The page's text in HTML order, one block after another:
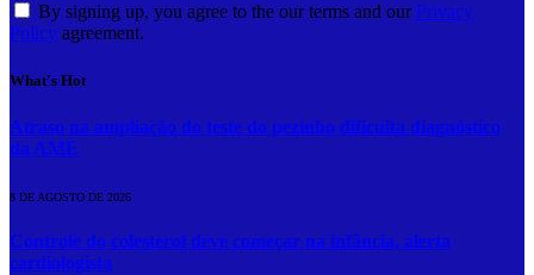
By signing up, you agree to the our terms and our Privacy
Policy agreement.
What's Hot
Atraso na ampliação do teste do pezinho dificulta diagnóstico
da AME
8 DE AGOSTO DE 2026
Controle do colesterol deve começar na infância, alerta
cardiologista